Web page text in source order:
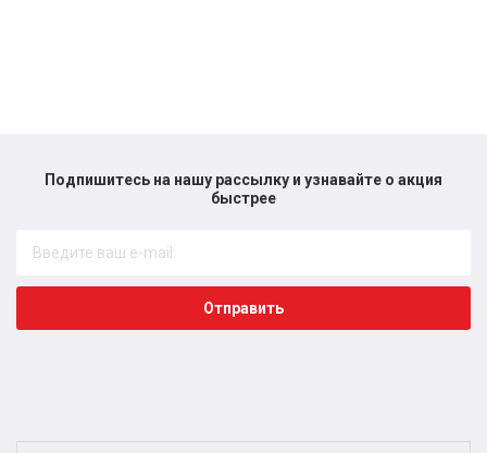
Подпишитесь на нашу рассылку и узнавайте о акция
быстрее​
Отправить